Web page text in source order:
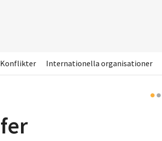
Konflikter Internationella organisationer